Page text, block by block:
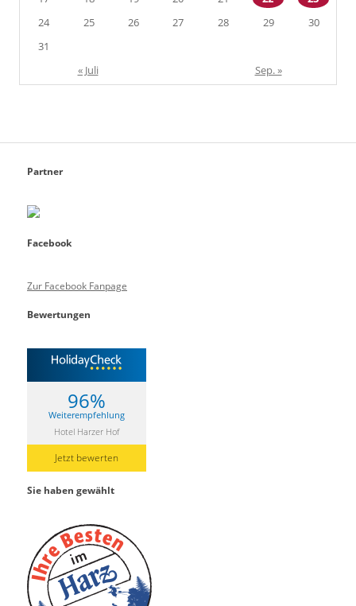
24
25 26 27 28 29
30
31
« Juli
Sep. »
Partner
Facebook
Zur Facebook Fanpage
Bewertungen
96%
Weiterempfehlung
Hotel Harzer Hof
Jetzt bewerten
Sie haben gewählt